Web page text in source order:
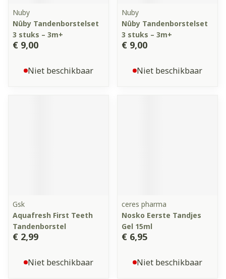
Nuby
Nûby Tandenborstelset
3 stuks – 3m+
€ 9,00
Niet beschikbaar
Nuby
Nûby Tandenborstelset
3 stuks – 3m+
€ 9,00
Niet beschikbaar
Gsk
Aquafresh First Teeth
Tandenborstel
€ 2,99
Niet beschikbaar
ceres pharma
Nosko Eerste Tandjes
Gel 15ml
€ 6,95
Niet beschikbaar